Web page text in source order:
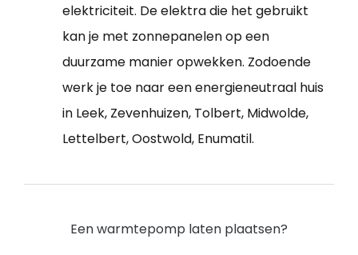
elektriciteit. De elektra die het gebruikt
kan je met zonnepanelen op een
duurzame manier opwekken. Zodoende
werk je toe naar een energieneutraal huis
in Leek, Zevenhuizen, Tolbert, Midwolde,
Lettelbert, Oostwold, Enumatil.
Een warmtepomp laten plaatsen?